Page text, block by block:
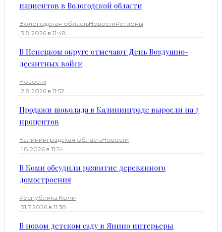
пациентов в Вологодской области
Вологодская областьНовостиРегионы
·3.8.2026 в 11:48
В Ненецком округе отмечают День Воздушно-
десантных войск
Новости
·2.8.2026 в 11:52
Продажи шоколада в Калининграде выросли на 7
процентов
Калининградская областьНовости
·1.8.2026 в 11:54
В Коми обсудили развитие деревянного
домостроения
Республика Коми
·31.7.2026 в 11:38
В новом детском саду в Янино интерьеры